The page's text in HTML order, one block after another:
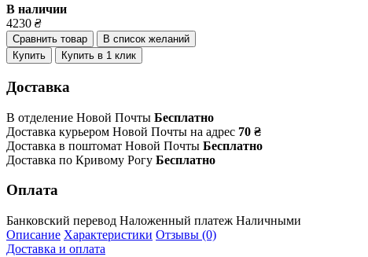
В наличии
4230 ₴
Сравнить товар
В список желаний
Купить
Купить в 1 клик
Доставка
В отделение Новой Почты Бесплатно
Доставка курьером Новой Почты на адрес 70 ₴
Доставка в поштомат Новой Почты Бесплатно
Доставка по Кривому Рогу Бесплатно
Оплата
Банковский перевод Наложенный платеж Наличными
Описание Характеристики Отзывы (0)
Доставка и оплата